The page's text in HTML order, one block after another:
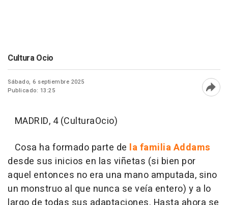
Cultura Ocio
Sábado, 6 septiembre 2025
Publicado: 13:25
MADRID, 4 (CulturaOcio)
Cosa ha formado parte de la familia Addams
desde sus inicios en las viñetas (si bien por
aquel entonces no era una mano amputada, sino
un monstruo al que nunca se veía entero) y a lo